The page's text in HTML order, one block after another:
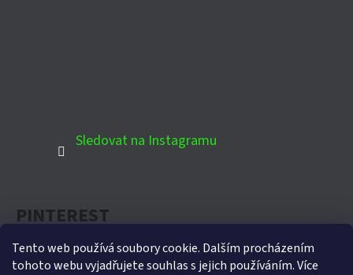
Tento web používá soubory cookie. Dalším procházením
tohoto webu vyjadřujete souhlas s jejich používáním. Více
Sledovat na Instagramu
PINTEREST